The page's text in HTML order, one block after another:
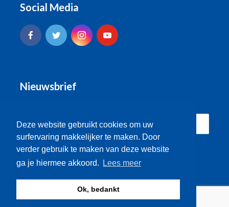
Deze website gebruikt cookies om uw
surfervaring makkelijker te maken. Door
verder gebruik te maken van deze website
ga je hiermee akkoord.
Lees meer
Ok, bedankt
Social Media
Nieuwsbrief
© Brugse Radio 2026